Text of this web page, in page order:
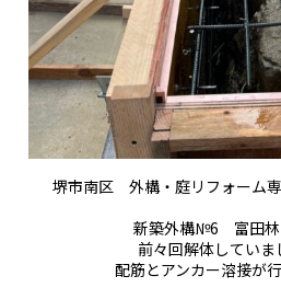
堺市南区 外構・庭リフォーム
新築外構№6 富田林
前々回解体してい
配筋とアンカー溶接が